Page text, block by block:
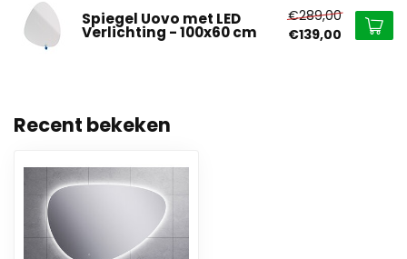
Spiegel Uovo met LED
Verlichting - 100x60 cm
€289,00
€139,00
Recent bekeken